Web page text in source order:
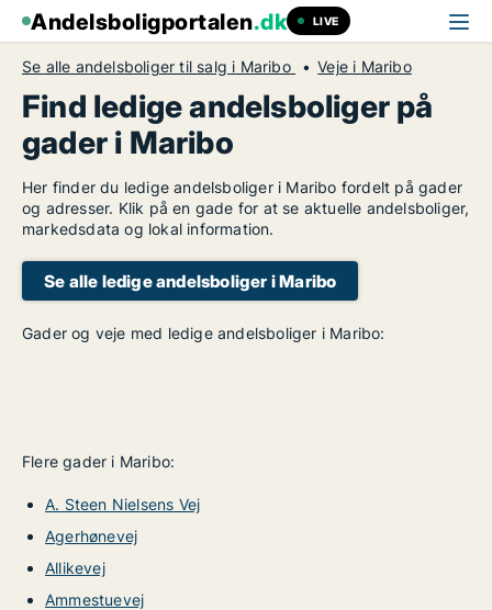
Andelsboligportalen.dk LIVE
Se alle andelsboliger til salg i Maribo Veje i Maribo
Find ledige andelsboliger på
gader i Maribo
Her finder du ledige andelsboliger i Maribo fordelt på gader
og adresser. Klik på en gade for at se aktuelle andelsboliger,
markedsdata og lokal information.
Se alle ledige andelsboliger i Maribo
Gader og veje med ledige andelsboliger i Maribo:
Flere gader i Maribo:
A. Steen Nielsens Vej
Agerhønevej
Allikevej
Ammestuevej